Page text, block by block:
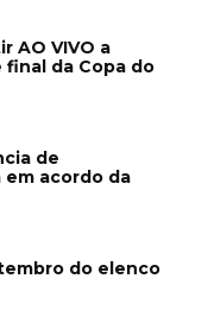
AO VIVO a
da Copa do
de
acordo da
do elenco